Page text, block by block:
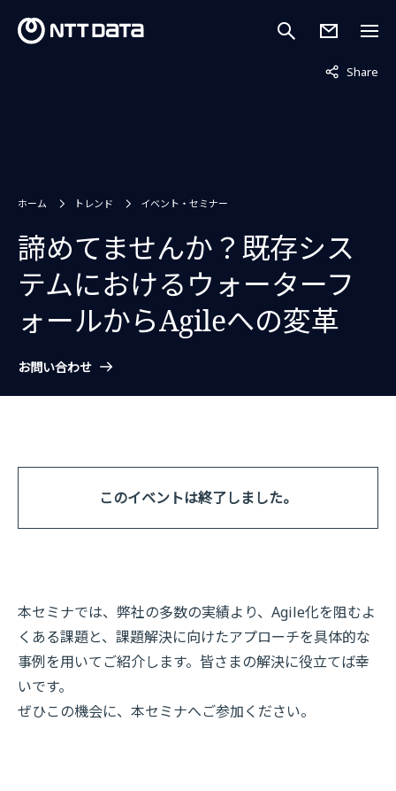
Share
非表示中
ホーム トレンド イベント・セミナー
諦めてませんか？既存シス
テムにおけるウォーターフ
ォールからAgileへの変革
お問い合わせ
このイベントは終了しました。
本セミナでは、弊社の多数の実績より、Agile化を阻むよ
くある課題と、課題解決に向けたアプローチを具体的な
事例を用いてご紹介します。皆さまの解決に役立てば幸
いです。
ぜひこの機会に、本セミナへご参加ください。